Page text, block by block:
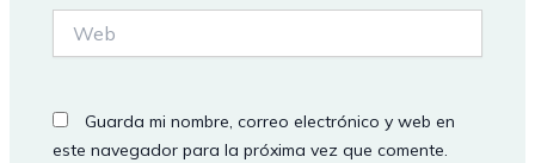
Guarda mi nombre, correo electrónico y web en
este navegador para la próxima vez que comente.